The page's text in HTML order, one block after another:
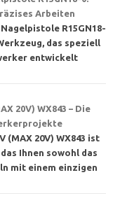
Arbeiten
R15GN18-
das speziell
entwickelt
20V) WX843 – Die
(MAX 20V) WX843 ist
Ihnen sowohl das
mit einem einzigen